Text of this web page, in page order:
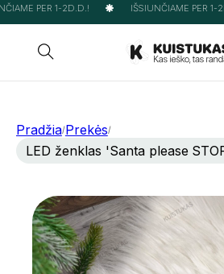
PER 1-2D.D.! IŠSIUNČIAME PER 1-
Pradžia/Prekės/
LED ženklas 'Santa please